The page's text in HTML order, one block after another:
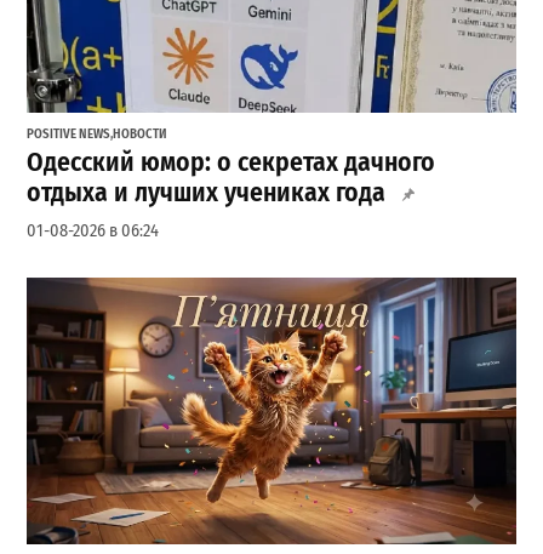
POSITIVE NEWS,НОВОСТИ
Одесский юмор: о секретах дачного
отдыха и лучших учениках года
01-08-2026 в 06:24